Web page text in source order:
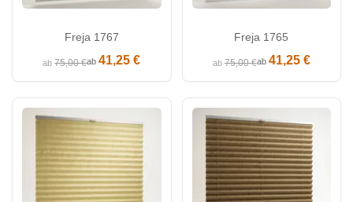
Freja 1767
ab75,00 €ab41,25 €
Freja 1765
ab75,00 €ab 41,25 €